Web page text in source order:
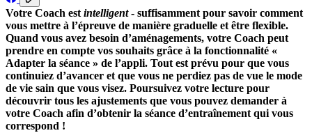
Votre Coach est intelligent- suffisamment pour savoir comment
vous mettre à l’épreuve de manière graduelle et être flexible.
Quand vous avez besoin d’aménagements, votre Coach peut
prendre en compte vos souhaits grâce à la fonctionnalité «
Adapter la séance » de l’appli. Tout est prévu pour que vous
continuiez d’avancer et que vous ne perdiez pas de vue le mode
de vie sain que vous visez. Poursuivez votre lecture pour
découvrir tous les ajustements que vous pouvez demander à
votre Coach afin d’obtenir la séance d’entraînement qui vous
correspond !